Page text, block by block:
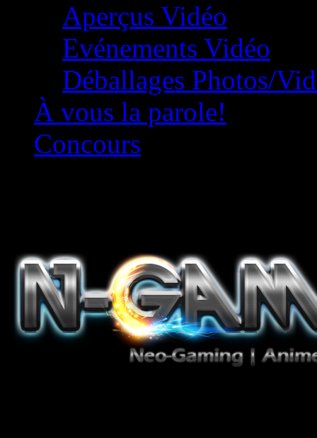
Aperçus Vidéo
Evénements Vidéo
Déballages Photos/
À vous la parole!
Concours